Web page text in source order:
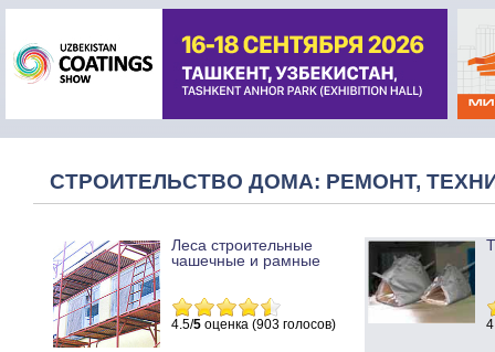
СТРОИТЕЛЬСТВО ДОМА: РЕМОНТ,
Леса строительные
чашечные и рамные
4.5/5 оценка (903 голосов)